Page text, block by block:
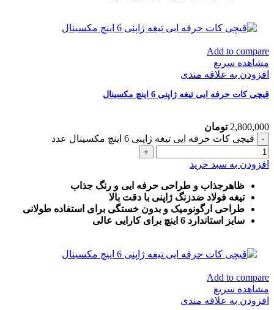
Add to compare
مشاهده سریع
افزودن به علاقه مندی
قیچی کات حرفه ایی تیغه ژاپنی 6 اینچ مکسینال
2,800,000 تومان
قیچی کات حرفه ایی تیغه ژاپنی 6 اینچ مکسینال عدد
افزودن به سبد خرید
ظاهرجذاب و طراحی حرفه ایی و رنگ جذاب
تیغه فولاد ضدزنگ ژاپنی با دقت بالا
طراحی ارگونومیک و بدون خستگی برای استفاده طولانی
سایز استاندارد 6 اینچ برای کارایی عالی
Add to compare
مشاهده سریع
افزودن به علاقه مندی